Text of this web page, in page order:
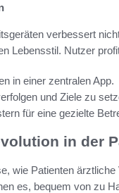
verbessert
Lebensstil. Nutzer
in einer zentralen App.
und Ziele zu
für eine gezielte
in der
wie Patienten
es, bequem von zu